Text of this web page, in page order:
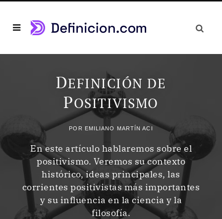
DEFINICIÓN DE
POSITIVISMO
POR EMILIANO MARTÍN ACI
En este artículo hablaremos sobre el
positivismo. Veremos su contexto
histórico, ideas principales, las
corrientes positivistas más importantes
y su influencia en la ciencia y la
filosofía.